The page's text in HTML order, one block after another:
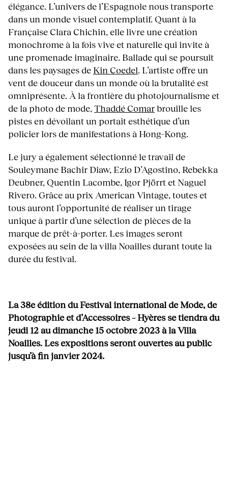
élégance. L’univers de l’Espagnole nous transporte
dans un monde visuel contemplatif. Quant à la
Française Clara Chichin, elle livre une création
monochrome à la fois vive et naturelle qui invite à
une promenade imaginaire. Ballade qui se poursuit
dans les paysages de Kin Coedel. L’artiste offre un
vent de douceur dans un monde où la brutalité est
omniprésente. À la frontière du photojournalisme et
de la photo de mode,Thaddé Comarbrouille les
pistes en dévoilant un portait esthétique d’un
policier lors de manifestations à Hong-Kong.
Le jury a également sélectionné le travail de
Souleymane Bachir Diaw, Ezio D’Agostino, Rebekka
Deubner, Quentin Lacombe, Igor Pjörrt et Naguel
Rivero. Grâce au prix American Vintage, toutes et
tous auront l’opportunité de réaliser un tirage
unique à partir d’une sélection de pièces de la
marque de prêt-à-porter. Les images seront
exposées au sein de la villa Noailles durant toute la
durée du festival.
La 38e édition du Festival international de Mode, de
Photographie et d’Accessoires – Hyères se tiendra du
jeudi 12 au dimanche 15 octobre 2023 à la Villa
Noailles. Les expositions seront ouvertes au public
jusqu’à fin janvier 2024.